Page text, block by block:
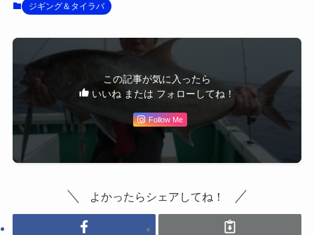
ジギング＆タイラバ
この記事が気に入ったら
いいね または フォローしてね！
Follow Me
よかったらシェアしてね！